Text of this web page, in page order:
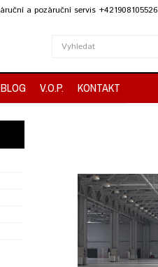
a pozáruční servis +421908105526
BLOG V.O.P. KONTAKT